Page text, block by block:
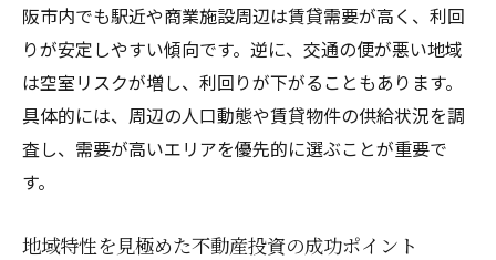
阪市内でも駅近や商業施設周辺は賃貸需要が高く、利回
りが安定しやすい傾向です。逆に、交通の便が悪い地域
は空室リスクが増し、利回りが下がることもあります。
具体的には、周辺の人口動態や賃貸物件の供給状況を調
査し、需要が高いエリアを優先的に選ぶことが重要で
す。
地域特性を見極めた不動産投資の成功ポイント